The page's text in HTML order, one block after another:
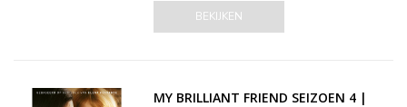
BEKIJKEN
MY BRILLIANT FRIEND SEIZOEN 4 |